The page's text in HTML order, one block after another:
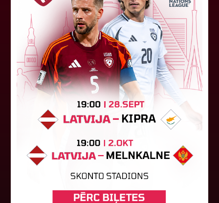
"Riga FC" iegūst handikapu, RFS
būs jāatspēlējas
Ceturtdienas vakarā savas spēles UEFA
Konferences līgas kvalifikācijas trešajā kārtā
aizvadīja divi Latvijas klubi. FC RFS izbraukumā ar
0:2 zaudēja Čehijas "Jablonec"...
06. augusts 2026.